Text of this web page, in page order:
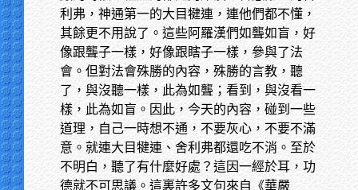
利弗，神通第一的大目犍連，連他們都不懂，
其餘更不用說了。這些阿羅漢們如聾如盲，好
像跟聾子一樣，好像跟瞎子一樣，參與了法
會。但對法會殊勝的內容，殊勝的言教，聽
了，與沒聽一樣，此為如聾；看到，與沒看一
樣，此為如盲。因此，今天的內容，碰到一些
道理，自己一時想不通，不要灰心，不要不滿
意。就連大目犍連、舍利弗都還吃不消。至於
不明白，聽了有什麼好處？這因一經於耳，功
德就不可思議。這裏許多文句來自《華嚴